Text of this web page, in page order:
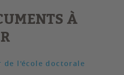
À
de l'école doctorale